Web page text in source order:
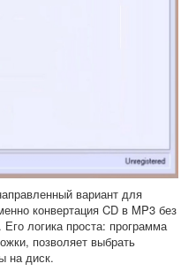
вариант для
конвертация CD в MP3 без
логика проста: программа
позволяет выбрать
на диск.